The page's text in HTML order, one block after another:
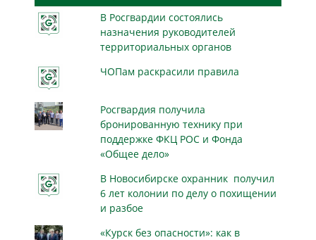
В Росгвардии состоялись
назначения руководителей
территориальных органов
ЧОПам раскрасили правила
Росгвардия получила
бронированную технику при
поддержке ФКЦ РОС и Фонда
«Общее дело»
В Новосибирске охранник получил
6 лет колонии по делу о похищении
и разбое
«Курск без опасности»: как в